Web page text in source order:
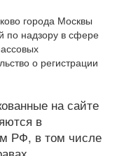
города Москвы
по надзору в сфере
о регистрации
на сайте
в
РФ, в том числе